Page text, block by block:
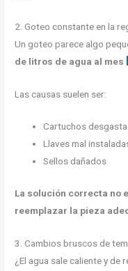
2. Goteo constante en la
Un goteo parece algo
de litros de agua al mes
Las causas suelen ser:
Cartuchos
Llaves mal
Sellos dañados
La solución correcta no
reemplazar la pieza
3. Cambios bruscos de
¿El agua sale caliente y de